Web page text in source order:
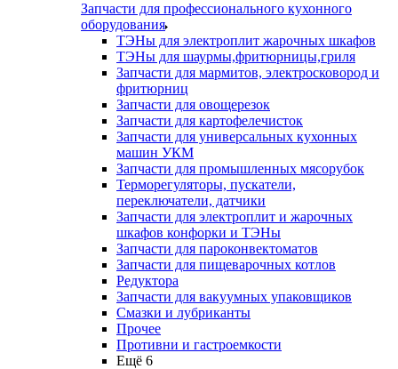
Запчасти для профессионального кухонного
оборудования
ТЭНы для электроплит жарочных шкафов
ТЭНы для шаурмы,фритюрницы,гриля
Запчасти для мармитов, электросковород и
фритюрниц
Запчасти для овощерезок
Запчасти для картофелечисток
Запчасти для универсальных кухонных
машин УКМ
Запчасти для промышленных мясорубок
Терморегуляторы, пускатели,
переключатели, датчики
Запчасти для электроплит и жарочных
шкафов конфорки и ТЭНы
Запчасти для пароконвектоматов
Запчасти для пищеварочных котлов
Редуктора
Запчасти для вакуумных упаковщиков
Смазки и лубриканты
Прочее
Противни и гастроемкости
Ещё 6